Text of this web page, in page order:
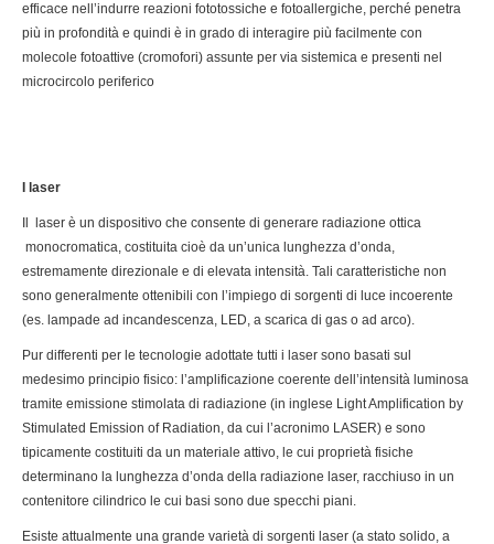
efficace nell’indurre reazioni fototossiche e fotoallergiche, perché penetra
più in profondità e quindi è in grado di interagire più facilmente con
molecole fotoattive (cromofori) assunte per via sistemica e presenti nel
microcircolo periferico
I laser
Il laser è un dispositivo che consente di generare radiazione ottica
monocromatica, costituita cioè da un’unica lunghezza d’onda,
estremamente direzionale e di elevata intensità. Tali caratteristiche non
sono generalmente ottenibili con l’impiego di sorgenti di luce incoerente
(es. lampade ad incandescenza, LED, a scarica di gas o ad arco).
Pur differenti per le tecnologie adottate tutti i laser sono basati sul
medesimo principio fisico: l’amplificazione coerente dell’intensità luminosa
tramite emissione stimolata di radiazione (in inglese Light Amplification by
Stimulated Emission of Radiation, da cui l’acronimo LASER) e sono
tipicamente costituiti da un materiale attivo, le cui proprietà fisiche
determinano la lunghezza d’onda della radiazione laser, racchiuso in un
contenitore cilindrico le cui basi sono due specchi piani.
Esiste attualmente una grande varietà di sorgenti laser (a stato solido, a